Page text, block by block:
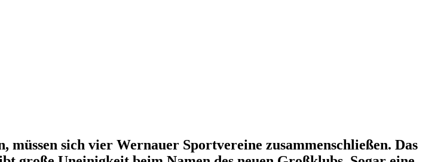
sich vier Wernauer Sportvereine zusammenschließen. Das